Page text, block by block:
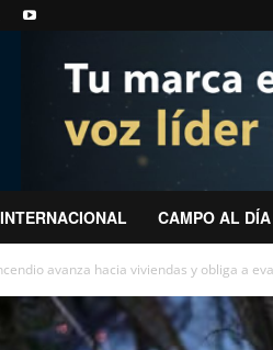
INTERNACIONAL CAMPO AL DÍA
avanza hacia viviendas y obliga a